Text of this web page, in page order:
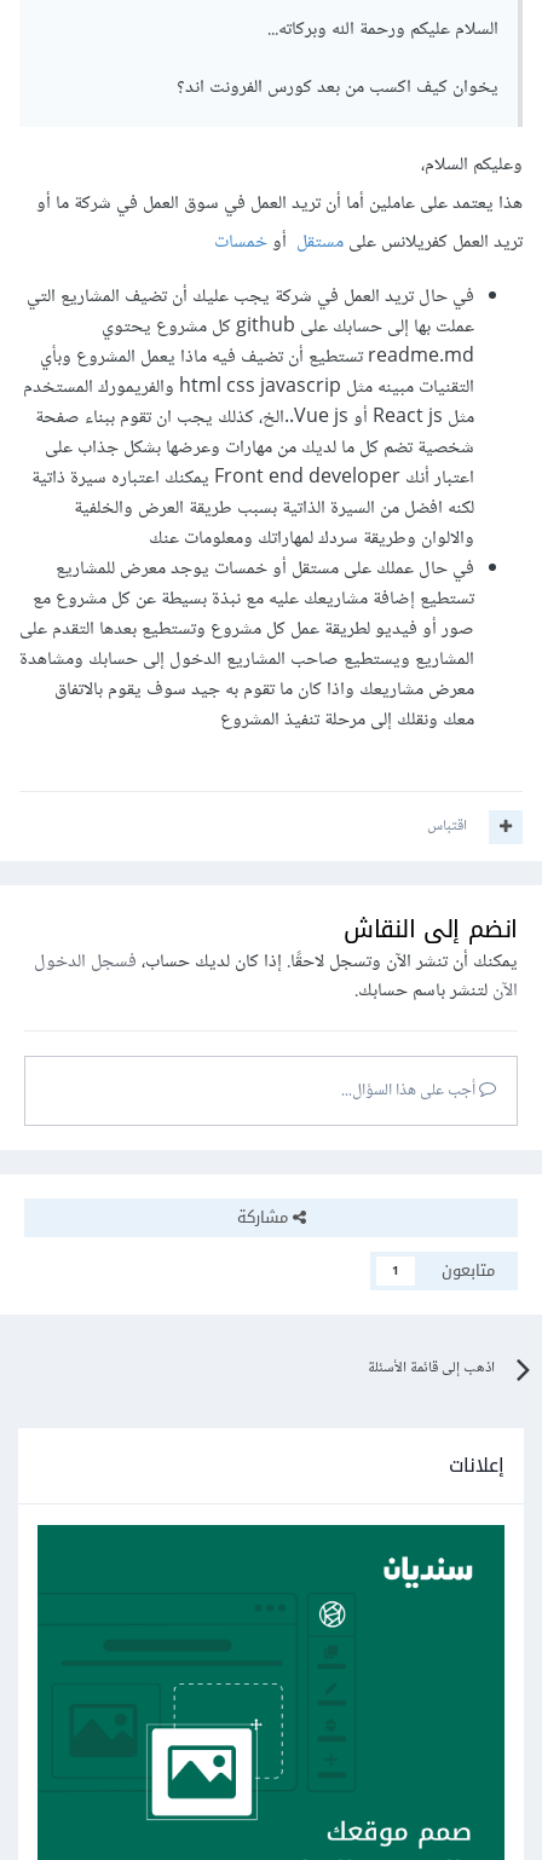
السلام عليكم ورحمة الله وبركاته...
يخوان كيف اكسب من بعد كورس الفرونت اند؟
وعليكم السلام،
هذا يعتمد على عاملين أما أن تريد العمل في سوق العمل في شركة ما أو
تريد العمل كفريلانس علىمستقل أوخمسات
في حال تريد العمل في شركة يجب عليك أن تضيف المشاريع التي
عملت بها إلى حسابك على github كل مشروع يحتوي
readme.md تستطيع أن تضيف فيه ماذا يعمل المشروع وبأي
التقنيات مبينه مثل html css javascrip والفريمورك المستخدم
مثل React js أو Vue js..الخ، كذلك يجب ان تقوم ببناء صفحة
شخصية تضم كل ما لديك من مهارات وعرضها بشكل جذاب على
اعتبار أنك Front end developer يمكنك اعتباره سيرة ذاتية
لكنه افضل من السيرة الذاتية بسبب طريقة العرض والخلفية
والالوان وطريقة سردك لمهاراتك ومعلومات عنك
في حال عملك على مستقل أو خمسات يوجد معرض للمشاريع
تستطيع إضافة مشاريعك عليه مع نبذة بسيطة عن كل مشروع مع
صور أو فيديو لطريقة عمل كل مشروع وتستطيع بعدها التقدم على
المشاريع ويستطيع صاحب المشاريع الدخول إلى حسابك ومشاهدة
معرض مشاريعك واذا كان ما تقوم به جيد سوف يقوم بالاتفاق
معك ونقلك إلى مرحلة تنفيذ المشروع
اقتباس
انضم إلى النقاش
يمكنك أن تنشر الآن وتسجل لاحقًا. إذا كان لديك حساب،فسجل الدخول
الآنلتنشر باسم حسابك.
أجب على هذا السؤال...
مشاركة
متابعون
1
اذهب إلى قائمة الأسئلة
إعلانات